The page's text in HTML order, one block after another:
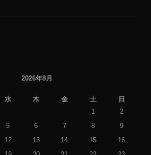
2026年8月
水 木 金 土
日
1
2
5 6 7 8
9
12 13 14 15
16